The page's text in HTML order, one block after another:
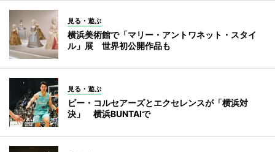
見る・遊ぶ
横浜美術館で「マリー・アントワネット・スタイ
ル」展 世界初公開作品も
見る・遊ぶ
ビー・コルセアーズとエクセレンスが「横浜対
決」 横浜BUNTAIで